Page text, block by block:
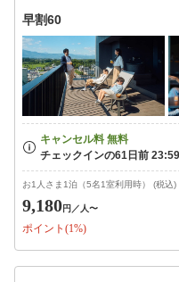
早割60
お1人さま1泊（5名1室利用時） (税込)
9,180円 ／人〜
ポイント(1%)